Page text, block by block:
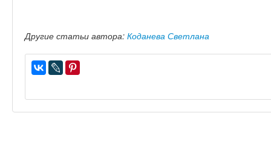
Другие статьи автора: Коданева Светлана